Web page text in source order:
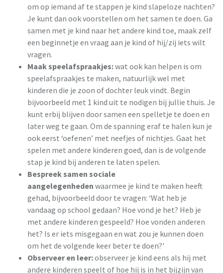
om op iemand af te stappen je kind slapeloze nachten?
Je kunt dan ook voorstellen om het samen te doen. Ga
samen met je kind naar het andere kind toe, maak zelf
een beginnetje en vraag aan je kind of hij/zij iets wilt
vragen.
Maak speelafspraakjes:wat ook kan helpen is om
speelafspraakjes te maken, natuurlijk wel met
kinderen die je zoon of dochter leuk vindt. Begin
bijvoorbeeld met 1 kind uit te nodigen bij jullie thuis. Je
kunt erbij blijven door samen een spelletje te doen en
later weg te gaan. Om de spanning eraf te halen kun je
ook eerst ‘oefenen’ met neefjes of nichtjes. Gaat het
spelen met andere kinderen goed, dan is de volgende
stap je kind bij anderen te laten spelen.
Bespreek samen sociale
aangelegenheden waarmee je kind te maken heeft
gehad, bijvoorbeeld door te vragen: ‘Wat heb je
vandaag op school gedaan? Hoe vond je het? Heb je
met andere kinderen gespeeld? Hoe vonden anderen
het? Is er iets misgegaan en wat zou je kunnen doen
om het de volgende keer beter te doen?'
Observeer en leer:observeer je kind eens als hij met
andere kinderen speelt of hoe hij is in het bijzijn van